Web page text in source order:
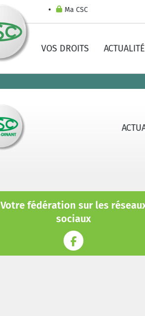
Ma CSC
VOS DROITS ACTUALITÉ
Votre fédération sur les
sociaux